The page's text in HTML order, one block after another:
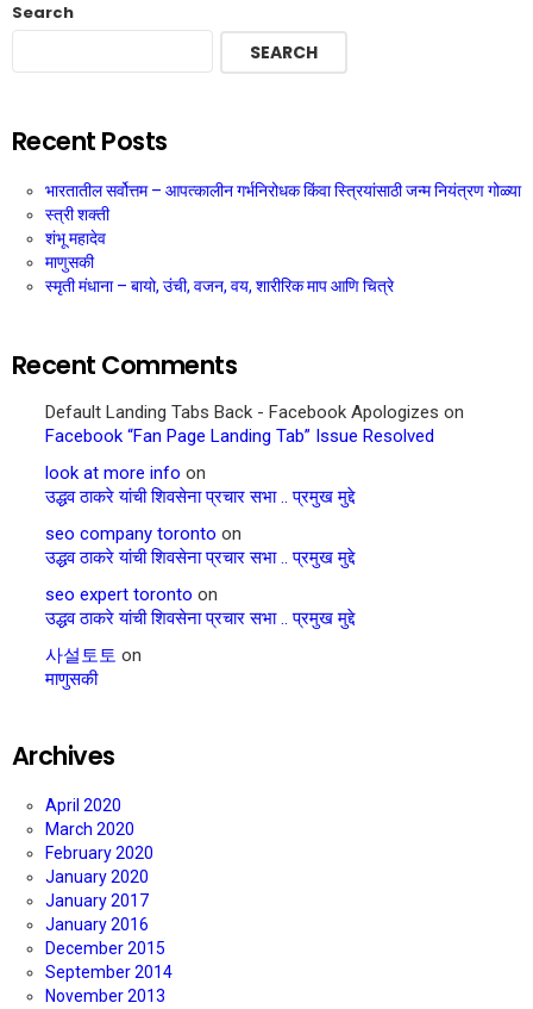
Search
SEARCH
Recent Posts
भारतातील सर्वोत्तम – आपत्कालीन गर्भनिरोधक किंवा स्त्रियांसाठी जन्म नियंत्रण गोळ्या
स्त्री शक्ती
शंभू महादेव
माणुसकी
स्मृती मंधाना – बायो, उंची, वजन, वय, शारीरिक माप आणि चित्रे
Recent Comments
Default Landing Tabs Back - Facebook Apologizes on
Facebook “Fan Page Landing Tab” Issue Resolved
look at more info on
उद्धव ठाकरे यांची शिवसेना प्रचार सभा .. प्रमुख मुद्दे
seo company toronto on
उद्धव ठाकरे यांची शिवसेना प्रचार सभा .. प्रमुख मुद्दे
seo expert toronto on
उद्धव ठाकरे यांची शिवसेना प्रचार सभा .. प्रमुख मुद्दे
사설토토 on
माणुसकी
Archives
April 2020
March 2020
February 2020
January 2020
January 2017
January 2016
December 2015
September 2014
November 2013